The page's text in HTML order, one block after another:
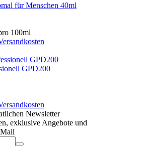
für Menschen 40ml
100ml
GPD200
Newsletter
exklusive Angebote und